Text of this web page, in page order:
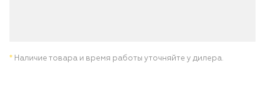
* Наличие товара и время работы уточняйте у дилера.